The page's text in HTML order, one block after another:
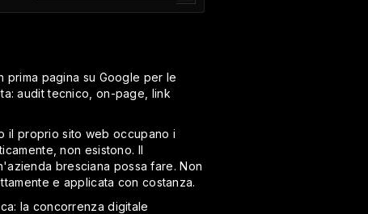
prima pagina su Google per le
audit tecnico, on-page, link
il proprio sito web occupano i
non esistono. Il
bresciana possa fare. Non
e applicata con costanza.
la concorrenza digitale